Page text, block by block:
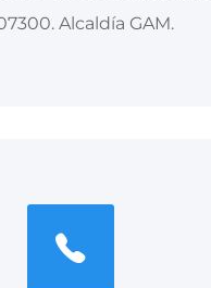
Alcaldía GAM.